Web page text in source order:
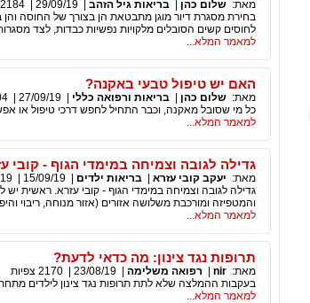
מאת: שלום כהן |בריאות גיל הזהב |
29/09/19
|
2184
בחירת מסגרת דיור מוגן מתבטאת הן בצורך של החוסה והן
לחוסים קשים הסובלים מלקויות נפשיות כבדות, לצד
למאמר המלא...
האם יש טיפול טבעי באקנה?
מאת: שלום כהן |בריאות ורפואה כללי |
27/09/19
|
כל מי שסובל מאקנה, וכבר התחיל לחפש דרכי טיפול או
למאמר המלא...
גדילה לגובה וצמיחה במימדי הגוף - קובי
מאת: יעקב קובי עזרא |בריאות ילדים |
15/09/19
|
גדילה לגובה וצמיחה במימדי הגוף - קובי עזרא. ראשית יש
והמטפיזה ומורכבת משלושה אזורים (אזור מנוחה, ריבוי
למאמר המלא...
תרופות נגד צינון: מה כדאי לדעת?
מאת: nir רפואה משלימה |
23/08/19
|
2170 צפיות
בעקבות ההמלצה שלא לתת תרופות נגד צינון לילדים
למאמר המלא...